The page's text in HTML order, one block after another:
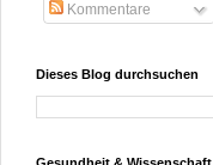
Kommentare
Dieses Blog durchsuchen